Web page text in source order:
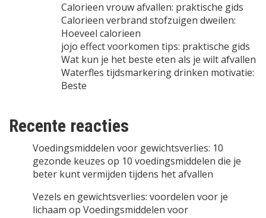
Calorieen vrouw afvallen: praktische gids
Calorieen verbrand stofzuigen dweilen:
Hoeveel calorieen
jojo effect voorkomen tips: praktische gids
Wat kun je het beste eten als je wilt afvallen
Waterfles tijdsmarkering drinken motivatie:
Beste
Recente reacties
Voedingsmiddelen voor gewichtsverlies: 10
gezonde keuzes op 10 voedingsmiddelen die je
beter kunt vermijden tijdens het afvallen
Vezels en gewichtsverlies: voordelen voor je
lichaam op Voedingsmiddelen voor